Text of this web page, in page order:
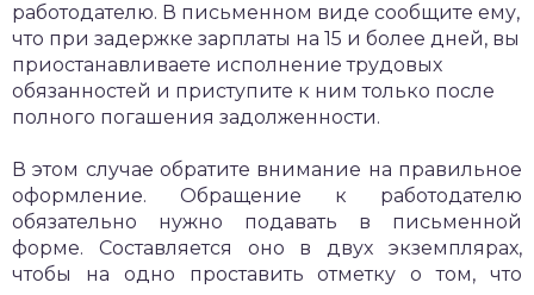
работодателю. В письменном виде сообщите ему,
что при задержке зарплаты на 15 и более дней, вы
приостанавливаете исполнение трудовых
обязанностей и приступите к ним только после
полного погашения задолженности.
В этом случае обратите внимание на правильное
оформление. Обращение к работодателю
обязательно нужно подавать в письменной
форме. Составляется оно в двух экземплярах,
чтобы на одно проставить отметку о том, что